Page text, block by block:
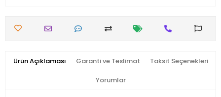
Ürün Açıklaması Garanti ve Teslimat Taksit Seçenekleri
Yorumlar